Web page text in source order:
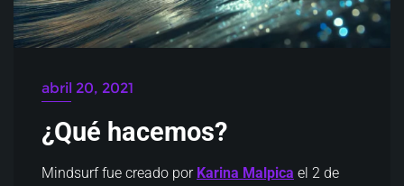
abril 20, 2021
¿Qué hacemos?
Mindsurf fue creado por Karina Malpica el 2 de